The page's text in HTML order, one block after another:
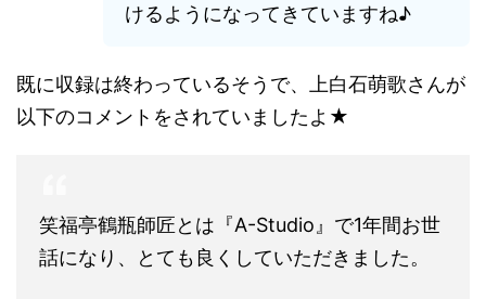
けるようになってきていますね♪
既に収録は終わっているそうで、上白石萌歌さんが
以下のコメントをされていましたよ★
笑福亭鶴瓶師匠とは『A-Studio』で1年間お世
話になり、とても良くしていただきました。